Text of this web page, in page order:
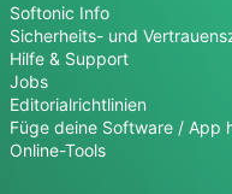
Softonic Info
Sicherheits- und
Hilfe & Support
Jobs
Editorialrichtlinien
Füge deine Software / App
Online-Tools